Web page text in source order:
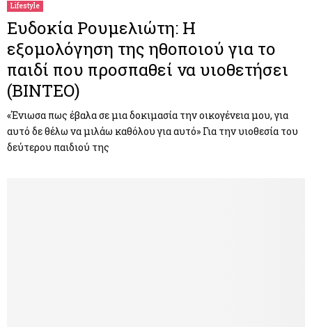
Lifestyle
Ευδοκία Ρουμελιώτη: Η
εξομολόγηση της ηθοποιού για το
παιδί που προσπαθεί να υιοθετήσει
(ΒΙΝΤΕΟ)
«Ένιωσα πως έβαλα σε μια δοκιμασία την οικογένεια μου, για
αυτό δε θέλω να μιλάω καθόλου για αυτό» Για την υιοθεσία του
δεύτερου παιδιού της